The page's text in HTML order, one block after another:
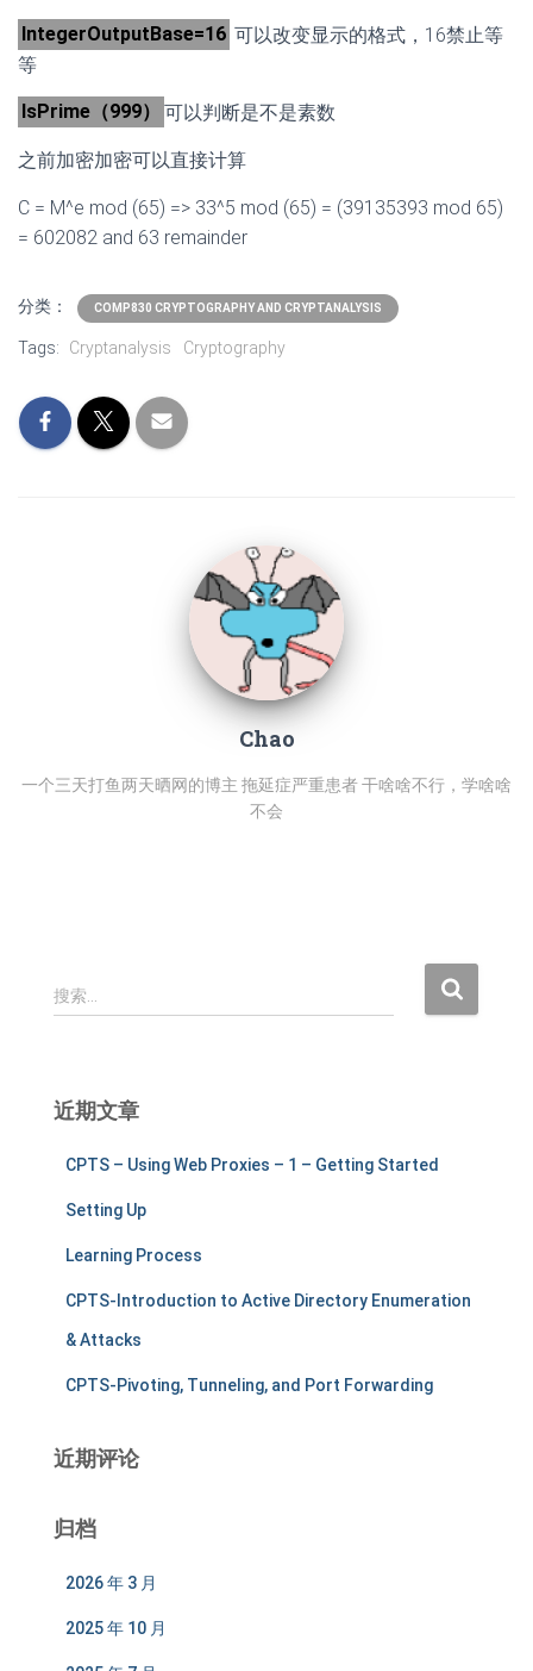
IntegerOutputBase=16 可以改变显示的格式，16禁止等
等
IsPrime（999） 可以判断是不是素数
之前加密加密可以直接计算
C = M^e mod (65) => 33^5 mod (65) = (39135393 mod 65)
= 602082 and 63 remainder
分类： COMP830 CRYPTOGRAPHY AND CRYPTANALYSIS
Tags: Cryptanalysis Cryptography
Chao
一个三天打鱼两天晒网的博主 拖延症严重患者 干啥啥不行，学啥啥
不会
搜
索
搜索…
近期文章
CPTS – Using Web Proxies – 1 – Getting Started
Setting Up
Learning Process
CPTS-Introduction to Active Directory Enumeration
& Attacks
CPTS-Pivoting, Tunneling, and Port Forwarding
近期评论
归档
2026 年 3 月
2025 年 10 月